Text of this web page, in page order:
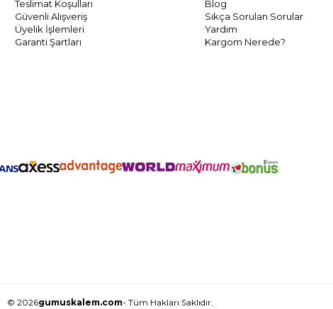
Teslimat Koşulları
Güvenli Alışveriş
Üyelik İşlemleri
Garanti Şartları
Blog
Sıkça Sorulan Sorular
Yardım
Kargom Nerede?
© 2026gumuskalem.com- Tüm Hakları Saklıdır.